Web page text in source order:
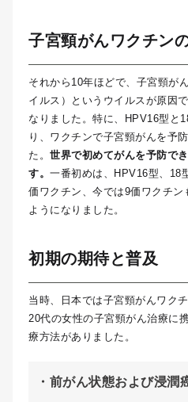
子宮頸がんワクチン
それから10年ほどで、子宮頸が
イルス）というウイルスが原因
なりました。特に、HPV16型と
り、ワクチンで子宮頸がんを予
た。 世界で初めてがんを予防で
す。 一番初めは、HPV16型、18
価ワクチン、今では9価ワクチ
ようになりました。
初期の期待と普及
当時、日本では子宮頸がんワク
20代の女性の子宮頸がん治療に
療方法がありました。
・前がん状態および浸潤